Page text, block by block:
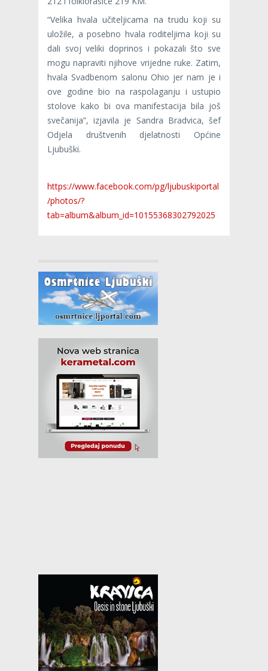
“Velika hvala učiteljicama na trudu koji su
uložile, a posebno hvala roditeljima koji su
dali svoj veliki doprinos i pokazali što sve
mogu napraviti njihove vrijedne ruke. Zatim,
hvala Svadbenom salonu Ohio jer nam je i
ove godine bio na raspolaganju i ustupio
stolove kako bi ova manifestacija bila još
svečanija”, izjavila je Sandra Bradvica, šef
Odjela društvenih djelatnosti Općine
Ljubuški.
https://www.facebook.com/pg/ljubuskiportal
/photos/?
tab=album&album_id=10155368302792025